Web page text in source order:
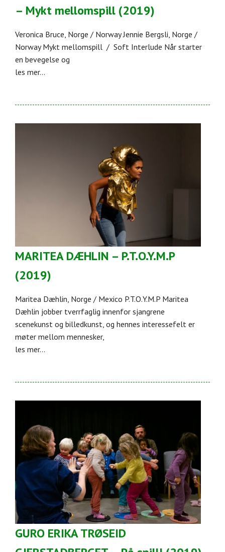
– Mykt mellomspill (2019)
Veronica Bruce, Norge / Norway Jennie Bergsli, Norge /
Norway Mykt mellomspill / Soft Interlude Når starter
en bevegelse og
les mer...
MARITEA DÆHLIN – P.T.O.Y.M.P
(2019)
Maritea Dæhlin, Norge / Mexico P.T.O.Y.M.P Maritea
Dæhlin jobber tverrfaglig innenfor sjangrene
scenekunst og billedkunst, og hennes interessefelt er
møter mellom mennesker,
les mer...
GURO ERIKA TRØSEID